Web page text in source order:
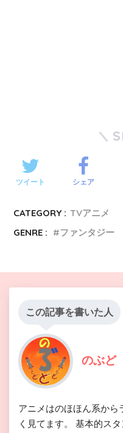
ツイート シェア
CATEGORY : TVアニメ
GENRE :
ファンタジー
この記事を書いた人
のぶど
アニメはのほほん系か
く見てます。 基本的ス